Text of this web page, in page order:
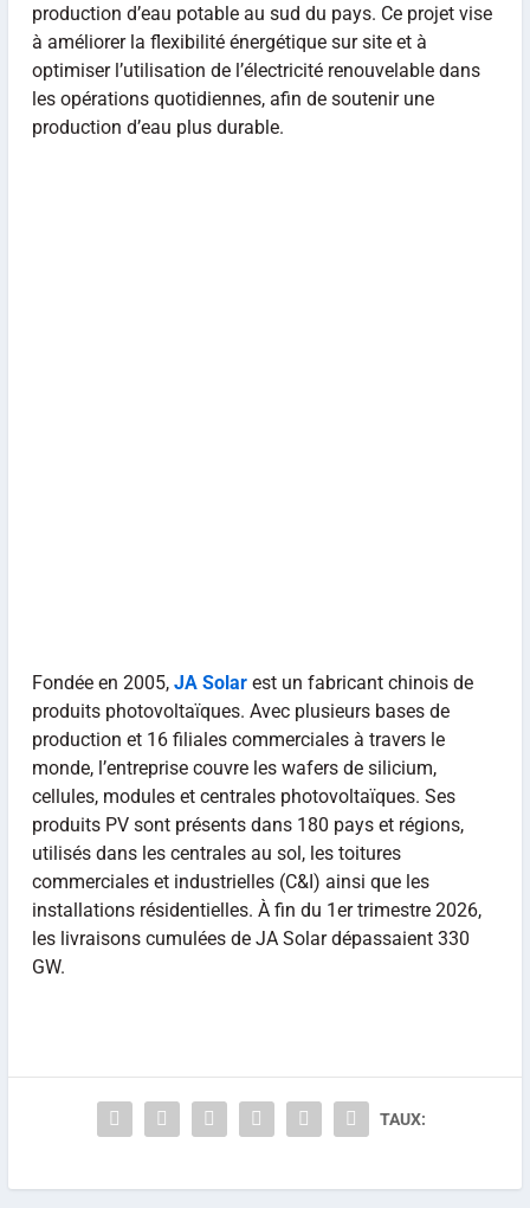
production d’eau potable au sud du pays. Ce projet vise
à améliorer la flexibilité énergétique sur site et à
optimiser l’utilisation de l’électricité renouvelable dans
les opérations quotidiennes, afin de soutenir une
production d’eau plus durable.
Fondée en 2005, JA Solar est un fabricant chinois de
produits photovoltaïques. Avec plusieurs bases de
production et 16 filiales commerciales à travers le
monde, l’entreprise couvre les wafers de silicium,
cellules, modules et centrales photovoltaïques. Ses
produits PV sont présents dans 180 pays et régions,
utilisés dans les centrales au sol, les toitures
commerciales et industrielles (C&I) ainsi que les
installations résidentielles. À fin du 1er trimestre 2026,
les livraisons cumulées de JA Solar dépassaient 330
GW.
TAUX: